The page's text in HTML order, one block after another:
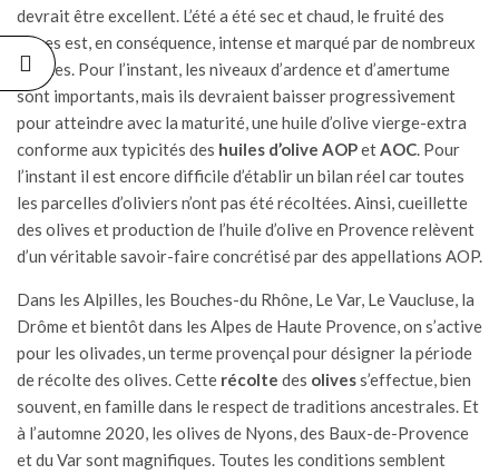
devrait être excellent. L’été a été sec et chaud, le fruité des
olives est, en conséquence, intense et marqué par de nombreux
arômes. Pour l’instant, les niveaux d’ardence et d’amertume
sont importants, mais ils devraient baisser progressivement
pour atteindre avec la maturité, une huile d’olive vierge-extra
conforme aux typicités des huiles d’olive AOPetAOC. Pour
l’instant il est encore difficile d’établir un bilan réel car toutes
les parcelles d’oliviers n’ont pas été récoltées. Ainsi, cueillette
des olives et production de l’huile d’olive en Provence relèvent
d’un véritable savoir-faire concrétisé par des appellations AOP.
Dans les Alpilles, les Bouches-du Rhône, Le Var, Le Vaucluse, la
Drôme et bientôt dans les Alpes de Haute Provence, on s’active
pour les olivades, un terme provençal pour désigner la période
de récolte des olives. Cette récolte des olivess’effectue, bien
souvent, en famille dans le respect de traditions ancestrales. Et
à l’automne 2020, les olives de Nyons, des Baux-de-Provence
et du Var sont magnifiques. Toutes les conditions semblent